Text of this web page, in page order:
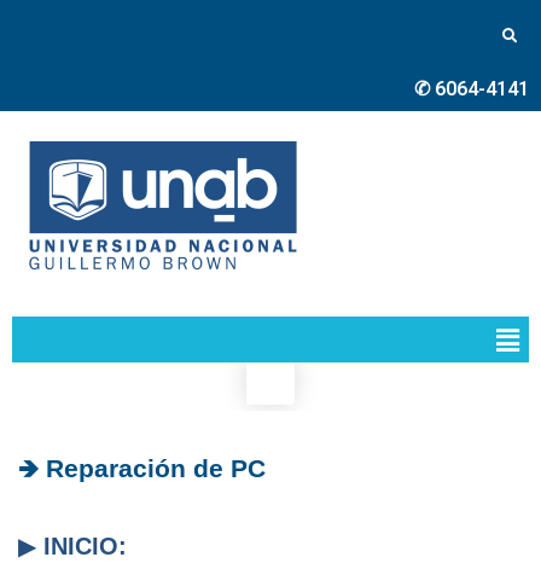
✆ 6064-4141
🡺 Reparación de PC
▶ INICIO: